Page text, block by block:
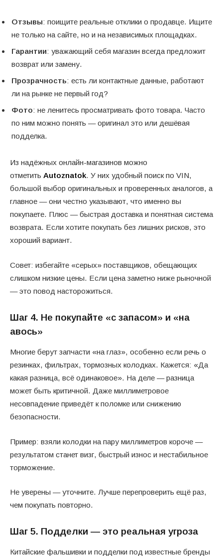
Отзывы: поищите реальные отклики о продавце. Ищите
не только на сайте, но и на независимых площадках.
Гарантии: уважающий себя магазин всегда предложит
возврат или замену.
Прозрачность: есть ли контактные данные, работают
ли на рынке не первый год?
Фото: не ленитесь просматривать фото товара. Часто
по ним можно понять — оригинал это или дешёвая
подделка.
Из надёжных онлайн-магазинов можно
отметить Autoznatok. У них удобный поиск по VIN,
большой выбор оригинальных и проверенных аналогов, а
главное — они честно указывают, что именно вы
покупаете. Плюс — быстрая доставка и понятная система
возврата. Если хотите покупать без лишних рисков, это
хороший вариант.
Совет: избегайте «серых» поставщиков, обещающих
слишком низкие цены. Если цена заметно ниже рыночной
— это повод насторожиться.
Шаг 4. Не покупайте «с запасом» и «на
авось»
Многие берут запчасти «на глаз», особенно если речь о
резинках, фильтрах, тормозных колодках. Кажется: «Да
какая разница, всё одинаковое». На деле — разница
может быть критичной. Даже миллиметровое
несовпадение приведёт к поломке или снижению
безопасности.
Пример: взяли колодки на пару миллиметров короче —
результатом станет визг, быстрый износ и нестабильное
торможение.
Не уверены — уточните. Лучше перепроверить ещё раз,
чем покупать повторно.
Шаг 5. Подделки — это реальная угроза
Китайские фальшивки и подделки под известные бренды